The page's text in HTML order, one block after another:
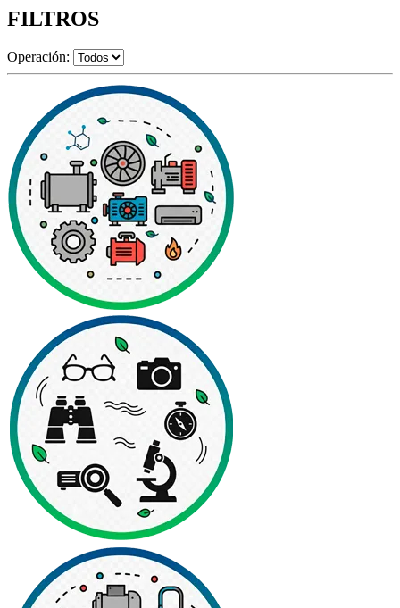
FILTROS
Operación: